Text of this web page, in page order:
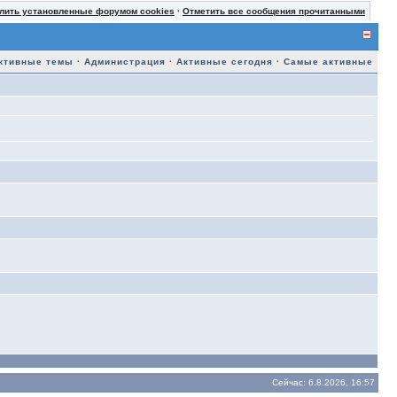
установленные форумом cookies · Отметить все сообщения прочитанными
темы ·Администрация ·Активные сегодня ·Самые активные
Сейчас: 6.8.2026, 16:57